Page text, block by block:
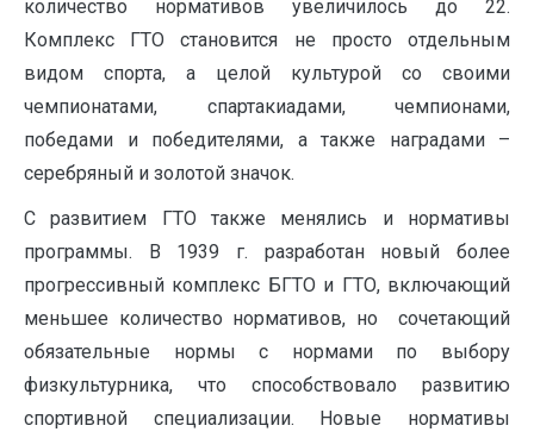
количество нормативов увеличилось до 22.
Комплекс ГТО становится не просто отдельным
видом спорта, а целой культурой со своими
чемпионатами, спартакиадами, чемпионами,
победами и победителями, а также наградами –
серебряный и золотой значок.
С развитием ГТО также менялись и нормативы
программы. В 1939 г. разработан новый более
прогрессивный комплекс БГТО и ГТО, включающий
меньшее количество нормативов, но сочетающий
обязательные нормы с нормами по выбору
физкультурника, что способствовало развитию
спортивной специализации. Новые нормативы